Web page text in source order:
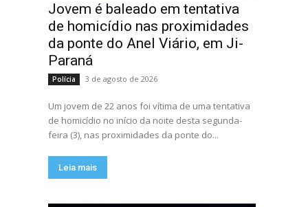
Jovem é baleado em tentativa
de homicídio nas proximidades
da ponte do Anel Viário, em Ji-
Paraná
Polícia 3 de agosto de 2026
Um jovem de 22 anos foi vítima de uma tentativa
de homicídio no início da noite desta segunda-
feira (3), nas proximidades da ponte do...
Leia mais